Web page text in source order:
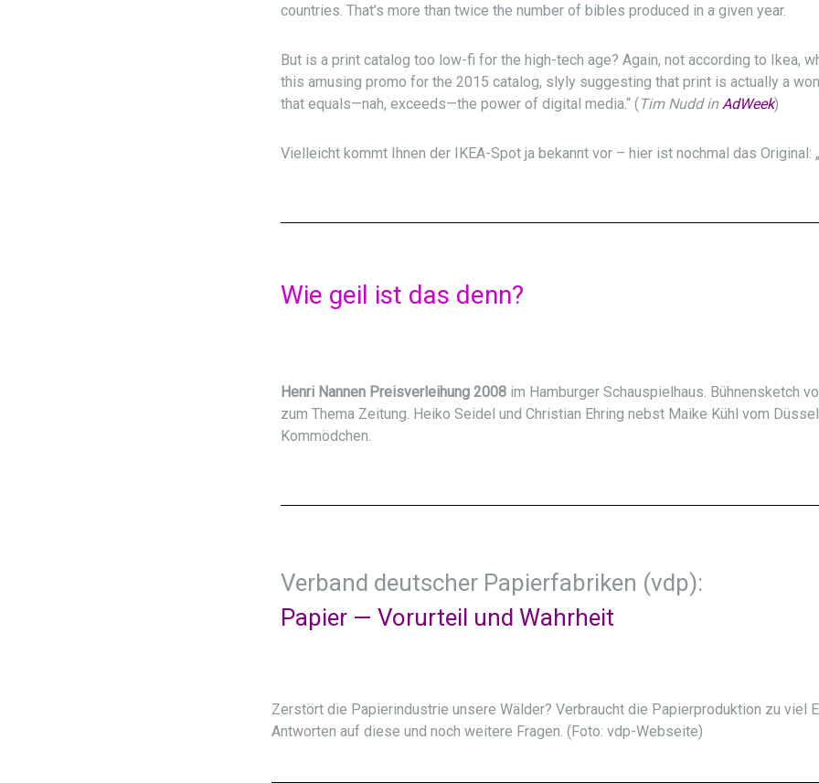
countries. That’s more than twice the number of bibles produced in a given year.
But is a print catalog too low-fi for the high-tech age? Again, not according to Ikea,
this amusing promo for the 2015 catalog, slyly suggesting that print is actually a
that equals—nah, exceeds—the power of digital media.“ ( Tim Nudd inAdWeek)
Vielleicht kommt Ihnen der IKEA-Spot ja bekannt vor – hier ist nochmal das Original:
Wie geil ist das denn?
Henri Nannen Preisverleihung 2008 im Hamburger Schauspielhaus. Bühnensketch
zum Thema Zeitung. Heiko Seidel und Christian Ehring nebst Maike Kühl vom
Kommödchen.
Verband deutscher Papierfabriken (vdp):
Papier — Vorurteil und Wahrheit
Zerstört die Papierindustrie unsere Wälder? Verbraucht die Papierproduktion zu viel
Antworten auf diese und noch weitere Fragen. (Foto: vdp-Webseite)